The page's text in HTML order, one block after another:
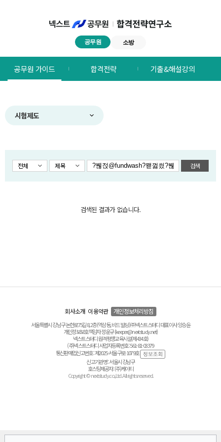
공무원 소방
합격전략연구소
메뉴
공무원 가이드 합격전략 기출&해설강의
시험제도
전체 제목 검색
검색된 결과가 없습니다.
회사소개 이용약관 개인정보처리방침
서울특별시 강남구 논현로75길 8, 2층(역삼동, 비드 빌딩) ㈜넥스트스터디 대표이사 양승윤
개인정보보호책임자 정운규 (keeper@nextstudy.net)
넥스트스터디 원격평생교육시설(제434호)
(주)넥스트스터디 사업자등록번호 : 561-81-03379
통신판매업신고번호 : 제2025-서울구로-1079호
신고기관명 : 서울시 강남구
호스팅제공자 : (주)케이티
Copyright © nextstudy.co.,Ltd. All rights reserved.